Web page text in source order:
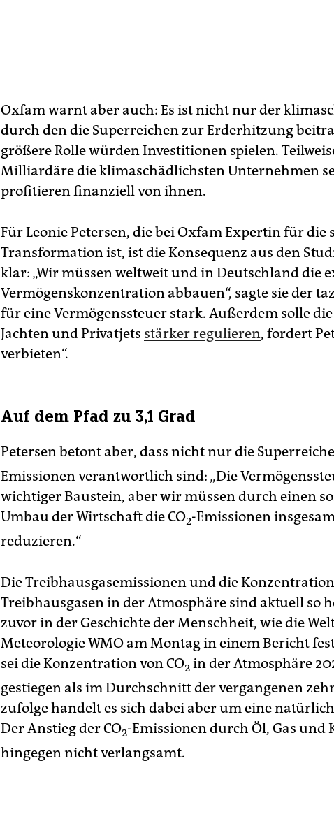
Oxfam warnt aber auch: Es ist nicht nur der
durch den die Superreichen zur Erderhitzung
größere Rolle würden Investitionen spielen.
Milliardäre die klimaschädlichsten Unternehmen
profitieren finanziell von ihnen.
Für Leonie Petersen, die bei Oxfam Expertin für die
Transformation ist, ist die Konsequenz aus den
klar: „Wir müssen weltweit und in Deutschland die
Vermögenskonzentration abbauen“, sagte sie der
für eine Vermögenssteuer stark. Außerdem solle
Jachten und Privatjets stärker regulieren, fordert
verbieten“.
Auf dem Pfad zu 3,1 Grad
Petersen betont aber, dass nicht nur die
Emissionen verantwortlich sind: „Die
wichtiger Baustein, aber wir müssen durch einen
Umbau der Wirtschaft die CO2-Emissionen
reduzieren.“
Die Treibhausgasemissionen und die
Treibhausgasen in der Atmosphäre sind aktuell so
zuvor in der Geschichte der Menschheit, wie die
Meteorologie WMO am Montag in einem Bericht
sei die Konzentration von CO2 in der Atmosphäre
gestiegen als im Durchschnitt der vergangenen
zufolge handelt es sich dabei aber um eine
Der Anstieg der CO2-Emissionen durch Öl, Gas und
hingegen nicht verlangsamt.